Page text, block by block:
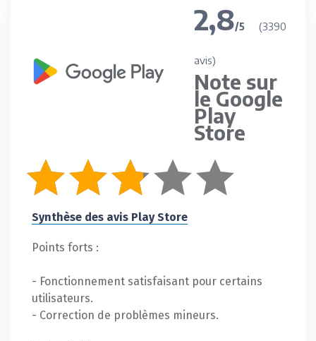
2,8/5 (3390
avis)
Note sur
le Google
Play
Store
Synthèse des avis Play Store
Points forts :
- Fonctionnement satisfaisant pour certains
utilisateurs.
- Correction de problèmes mineurs.